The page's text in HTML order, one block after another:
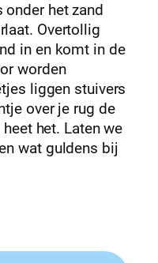
het zand
Overtollig
in en komt in de
worden
liggen stuivers
over je rug de
het. Laten we
wat guldens bij